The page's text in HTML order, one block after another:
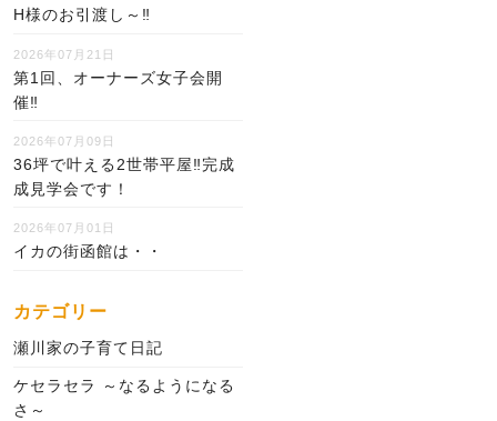
H様のお引渡し～‼
2026年07月21日
第1回、オーナーズ女子会開
催‼
2026年07月09日
36坪で叶える2世帯平屋‼完成
成見学会です！
2026年07月01日
イカの街函館は・・
カテゴリー
瀬川家の子育て日記
ケセラセラ ～なるようになる
さ～